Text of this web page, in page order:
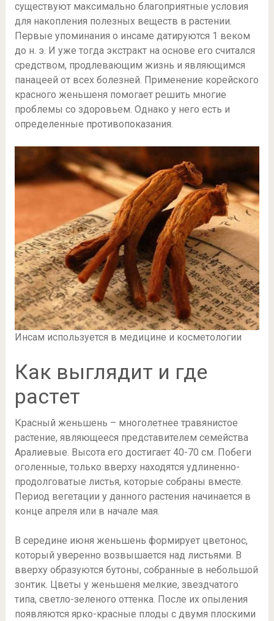
существуют максимально благоприятные условия
для накопления полезных веществ в растении.
Первые упоминания о инсаме датируются 1 веком
до н. э. И уже тогда экстракт на основе его считался
средством, продлевающим жизнь и являющимся
панацеей от всех болезней. Применение корейского
красного женьшеня помогает решить многие
проблемы со здоровьем. Однако у него есть и
определенные противопоказания.
Инсам используется в медицине и косметологии
Как выглядит и где
растет
Красный женьшень – многолетнее травянистое
растение, являющееся представителем семейства
Аралиевые. Высота его достигает 40-70 см. Побеги
оголенные, только вверху находятся удлиненно-
продолговатые листья, которые собраны вместе.
Период вегетации у данного растения начинается в
конце апреля или в начале мая.
В середине июня женьшень формирует цветонос,
который уверенно возвышается над листьями. В
вверху образуются бутоны, собранные в небольшой
зонтик. Цветы у женьшеня мелкие, звездчатого
типа, светло-зеленого оттенка. После их опыления
появляются ярко-красные плоды с двумя плоскими